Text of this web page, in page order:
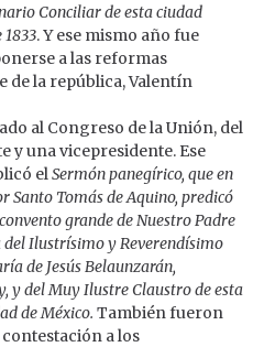
Conciliar de esta ciudad
. Y ese mismo año fue
a las reformas
de la república, Valentín
al Congreso de la Unión, del
y una vicepresidente. Ese
elSermón panegírico, que en
Santo Tomás de Aquino, predicó
grande de Nuestro Padre
del Ilustrísimo y Reverendísimo
de Jesús Belaunzarán,
y del Muy Ilustre Claustro de esta
de México. También fueron
a los